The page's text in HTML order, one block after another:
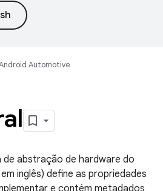
Automotive
abstração de hardware do
inglês) define as propriedades
e contém metadados